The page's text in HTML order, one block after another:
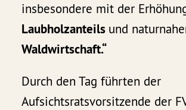
insbesondere mit der
Laubholzanteils und
Waldwirtschaft.“
Durch den Tag führten der
Aufsichtsratsvorsitzende der